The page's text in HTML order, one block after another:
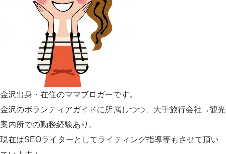
金沢出身・在住のママブロガーです。
金沢のボランティアガイドに所属しつつ、大手旅行会社→観光
案内所での勤務経験あり。
現在はSEOライターとしてライティング指導等もさせて頂い